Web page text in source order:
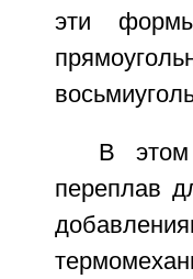
эти
В этом
переплав